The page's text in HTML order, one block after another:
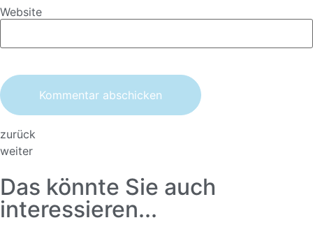
Website
zurück
weiter
Das könnte Sie auch
interessieren...